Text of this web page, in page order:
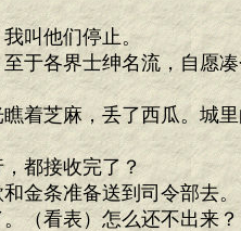
叫他们停止。
于各界士绅名流，自愿
着芝麻，丢了西瓜。城
都接收完了？
金条准备送到司令部去。
（看表）怎么还不出来？